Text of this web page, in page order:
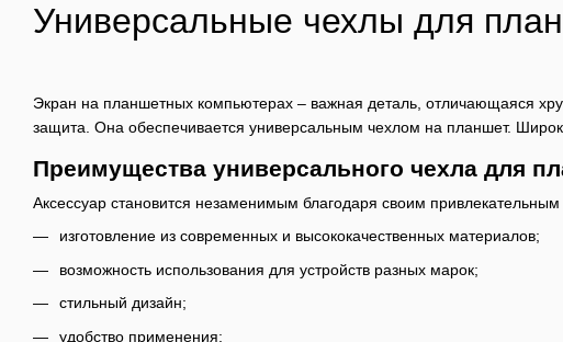
Универсальные чехлы для
Экран на планшетных компьютерах – важная деталь, отличающаяся
защита. Она обеспечивается универсальным чехлом на планшет.
Преимущества универсального чехла для
Аксессуар становится незаменимым благодаря своим привлекательным
изготовление из современных и высококачественных материалов;
возможность использования для устройств разных марок;
стильный дизайн;
удобство применения;